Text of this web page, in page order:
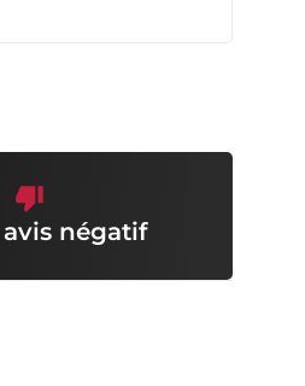
négatif